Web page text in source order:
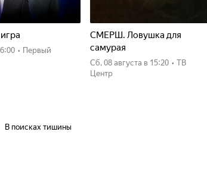
• Первый
СМЕРШ. Ловушка для
самурая
сб, 08 августа в 15:20 • ТВ
Центр
В поисках тишины